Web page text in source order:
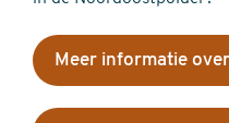
Meer informatie